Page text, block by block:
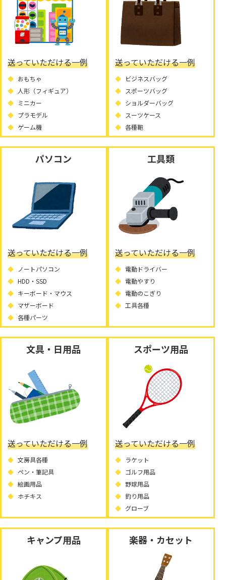
送っていただける一例
おもちゃ
人形（フィギュア）
ミニカー
プラモデル
ゲーム機
送っていただける一例
ビジネスバッグ
スポーツバッグ
ショルダーバッグ
スーツケース
各種鞄
パソコン
送っていただける一例
ノートパソコン
HDD・SSD
キーボード・マウス
マザーボード
各種パーツ
工具類
送っていただける一例
電動ドライバー
電動やすり
電動のこぎり
工具各種
文具・日用品
送っていただける一例
文房具各種
ペン・筆記具
絵画用品
ホチキス
スポーツ用品
送っていただける一例
ラケット
ゴルフ用品
野球用品
釣り用品
グローブ
キャンプ用品 楽器・カセット